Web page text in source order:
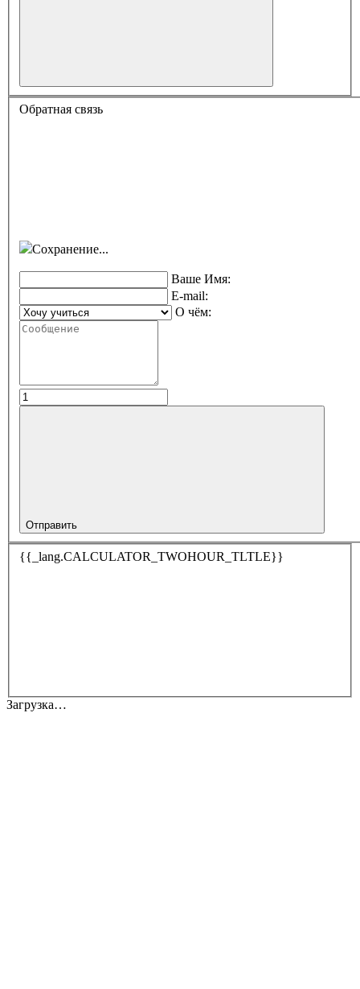
Обратная связь
Сохранение...
Ваше Имя:
E-mail:
О чём:
Отправить
{{_lang.CALCULATOR_TWOHOUR_TLTLE}}
Загрузка…